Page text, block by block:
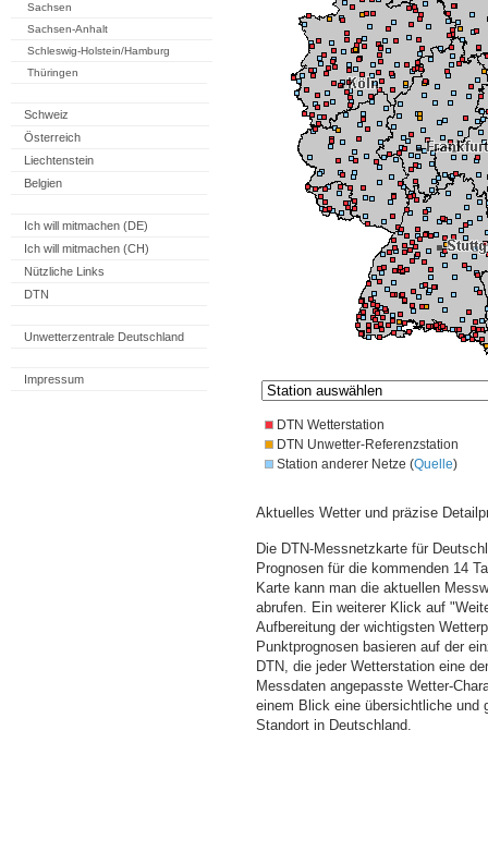
Sachsen
Sachsen-Anhalt
Schleswig-Holstein/Hamburg
Thüringen
Schweiz
Österreich
Liechtenstein
Belgien
Ich will mitmachen (DE)
Ich will mitmachen (CH)
Nützliche Links
DTN
Unwetterzentrale Deutschland
Impressum
DTN Wetterstation
DTN Unwetter-Referenzstation
Station anderer Netze (Quelle)
Aktuelles Wetter und präzise
Die DTN-Messnetzkarte für
Prognosen für die kommenden 14
Karte kann man die aktuellen
abrufen. Ein weiterer Klick auf
Aufbereitung der wichtigsten
Punktprognosen basieren auf der
DTN, die jeder Wetterstation eine
Messdaten angepasste Wetter-
einem Blick eine übersichtliche und
Standort in Deutschland.